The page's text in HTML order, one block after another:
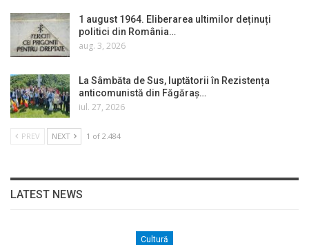
1 august 1964. Eliberarea ultimilor deținuți
politici din România…
aug. 3, 2026
La Sâmbăta de Sus, luptătorii în Rezistența
anticomunistă din Făgăraș…
iul. 27, 2026
PREV NEXT 1 of 2.484
LATEST NEWS
Cultură